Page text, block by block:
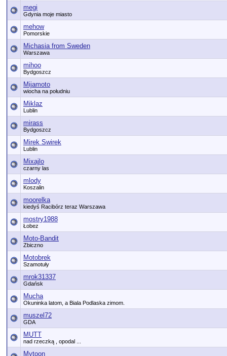
megi
Gdynia moje miasto
mehow
Pomorskie
Michasia from Sweden
Warszawa
mihoo
Bydgoszcz
Mijamoto
wiocha na południu
Miklaz
Lublin
mirass
Bydgoszcz
Mirek Swirek
Lublin
Mixajlo
czarny las
mlody
Koszalin
moorelka
kiedyś Racibórz teraz Warszawa
mostry1988
Łobez
Moto-Bandit
Zbiczno
Motobrek
Szamotuły
mrok31337
Gdańsk
Mucha
Okuninka latom, a Biala Podlaska zimom.
muszel72
GDA
MUTT
nad rzeczką , opodal ...
Mytoon